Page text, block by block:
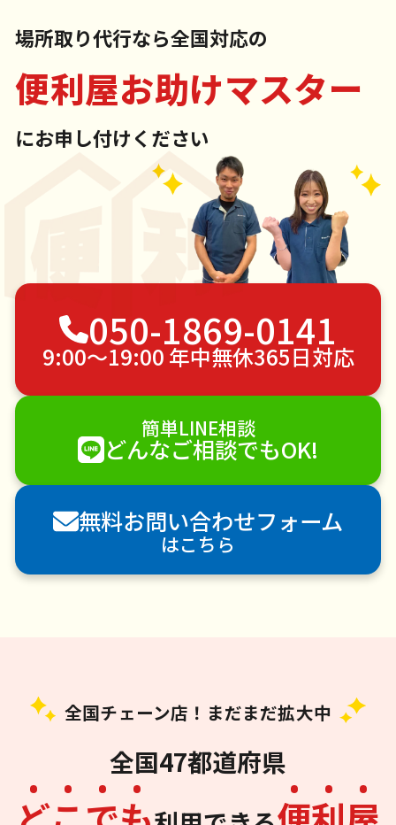
場所取り代行なら全国対応の
便利屋お助けマスター
にお申し付けください
050-1869-0141
9:00〜19:00 年中無休365日対応
簡単LINE相談
どんなご相談でもOK!
無料お問い合わせフォーム
はこちら
全国チェーン店！まだまだ拡大中
全国47都道府県